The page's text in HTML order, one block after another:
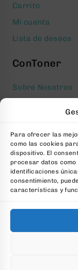
Para ofrecer las
como las cookies
dispositivo. El
procesar datos como
identificaciones
consentimiento,
características y
Carrito
Mi cuenta
Lista de deseos
ConToner
Sobre Nosotros
Política de
Condiciones
Contacto
FAQs